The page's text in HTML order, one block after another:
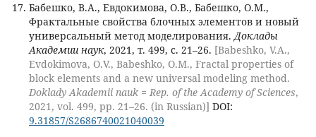
Бабешко, В.А., Евдокимова, О.В., Бабешко, О.М.,
Фрактальные свойства блочных элементов и новый
универсальный метод моделирования.Доклады
Академии наук, 2021, т. 499, с. 21–26. [Babeshko, V.A.,
Evdokimova, O.V., Babeshko, O.M., Fractal properties of
block elements and a new universal modeling method.
Doklady Akademii nauk = Rep. of the Academy of Sciences,
2021, vol. 499, pp. 21–26. (in Russian)] DOI:
9.31857/S2686740021040039